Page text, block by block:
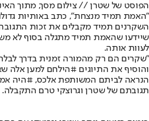
הפוסט של שטרן // צילום מסך, מתוך
"האמת תמיד מנצחת", כתב באותיות
השקרנים תמיד מקבלים את זכות
שיידעו שהאמת תמיד מתגלה בסוף לא
לעוות אותה.
"שקרים הם רק מהמורה זמנית בדרך
והוסיף את התיוגים #הילחם למען אלה
הנראה לביתם המשותפת אלכס, #היה
תגובתם של שטרן וגרוצקי טרם התקבלה.